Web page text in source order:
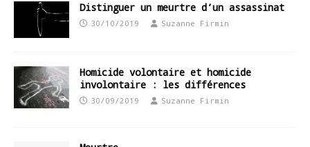
Distinguer un meurtre d’un assassinat
30/10/2019 Suzanne Firmin
Homicide volontaire et homicide
involontaire : les différences
30/09/2019 Suzanne Firmin